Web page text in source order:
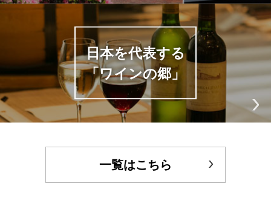
日本を代表する
「ワインの郷」
一覧はこちら